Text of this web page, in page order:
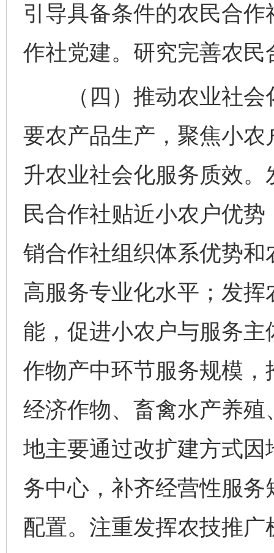
引导具备条件的农民合
作社党建。研究完善农
（四）推动农业社会
要农产品生产，聚焦小
升农业社会化服务质效
民合作社贴近小农户优
销合作社组织体系优势
高服务专业化水平；发
能，促进小农户与服务
作物产中环节服务规模
经济作物、畜禽水产养
地主要通过改扩建方式
务中心，补齐经营性服
配置。注重发挥农技推